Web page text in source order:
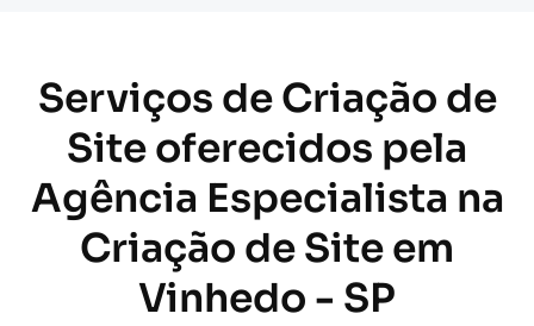
Serviços de Criação de
Site oferecidos pela
Agência Especialista na
Criação de Site em
Vinhedo - SP